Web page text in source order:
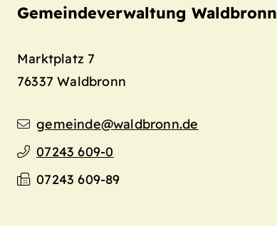
Gemeindeverwaltung Waldbronn
Marktplatz 7
76337 Waldbronn
gemeinde@waldbronn.de
07243 609-0
07243 609-89